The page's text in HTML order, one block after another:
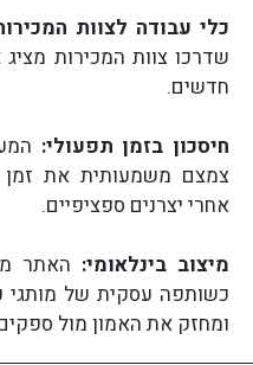
כלי עבודה לצוות
שדרכו צוות המכירות
חדשים.
חיסכון בזמן תפעולי:
צמצם משמעותית את זמן
אחרי יצרנים ספציפיים.
מיצוב בינלאומי:
ומחזק את האמון מול